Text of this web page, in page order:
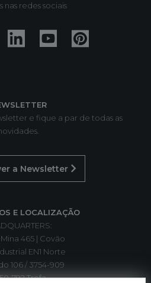
nas redes sociais
e fique a par de todas as
a Newsletter
E LOCALIZAÇÃO
465 | Covão
EN1 Norte
106 / 3754-909
792 Trofa